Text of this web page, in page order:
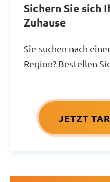
Sichern Sie sich
Zuhause
Sie suchen nach
Region? Bestellen
JETZT